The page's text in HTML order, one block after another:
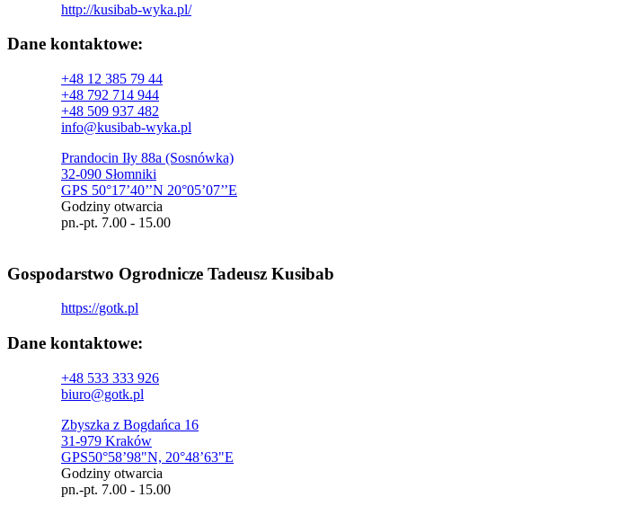
http://kusibab-wyka.pl/
Dane kontaktowe:
+48 12 385 79 44
+48 792 714 944
+48 509 937 482
info@kusibab-wyka.pl
Prandocin Iły 88a (Sosnówka)
32-090 Słomniki
GPS 50°17’40’’N 20°05’07’’E
Godziny otwarcia
pn.-pt. 7.00 - 15.00
Gospodarstwo Ogrodnicze Tadeusz Kusibab
https://gotk.pl
Dane kontaktowe:
+48 533 333 926
biuro@gotk.pl
Zbyszka z Bogdańca 16
31-979 Kraków
GPS50°58’98"N, 20°48’63"E
Godziny otwarcia
pn.-pt. 7.00 - 15.00